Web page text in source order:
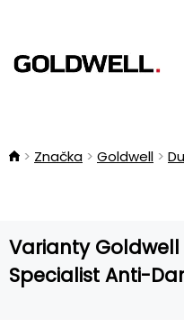
Značka Goldwell
Varianty
Specialist Anti-